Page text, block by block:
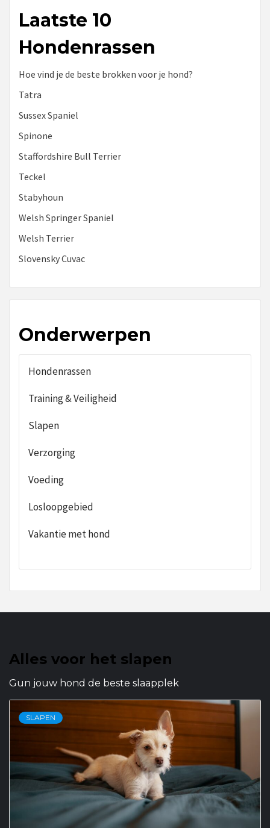
Laatste 10
Hondenrassen
Hoe vind je de beste brokken voor je hond?
Tatra
Sussex Spaniel
Spinone
Staffordshire Bull Terrier
Teckel
Stabyhoun
Welsh Springer Spaniel
Welsh Terrier
Slovensky Cuvac
Onderwerpen
Hondenrassen
Training & Veiligheid
Slapen
Verzorging
Voeding
Losloopgebied
Vakantie met hond
Alles voor het slapen
Gun jouw hond de beste slaapplek
SLAPEN